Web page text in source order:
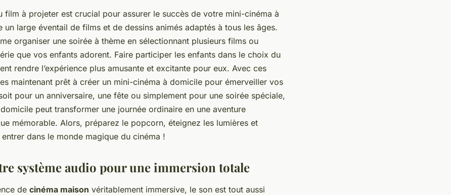
film à projeter est crucial pour assurer le succès de votre mini-cinéma à
un large éventail de films et de dessins animés adaptés à tous les âges.
organiser une soirée à thème en sélectionnant plusieurs films ou
que vos enfants adorent. Faire participer les enfants dans le choix du
rendre l’expérience plus amusante et excitante pour eux. Avec ces
maintenant prêt à créer un mini-cinéma à domicile pour émerveiller vos
pour un anniversaire, une fête ou simplement pour une soirée spéciale,
peut transformer une journée ordinaire en une aventure
mémorable. Alors, préparez le popcorn, éteignez les lumières et
dans le monde magique du cinéma !
système audio pour une immersion totale
de cinéma maison véritablement immersive, le son est tout aussi